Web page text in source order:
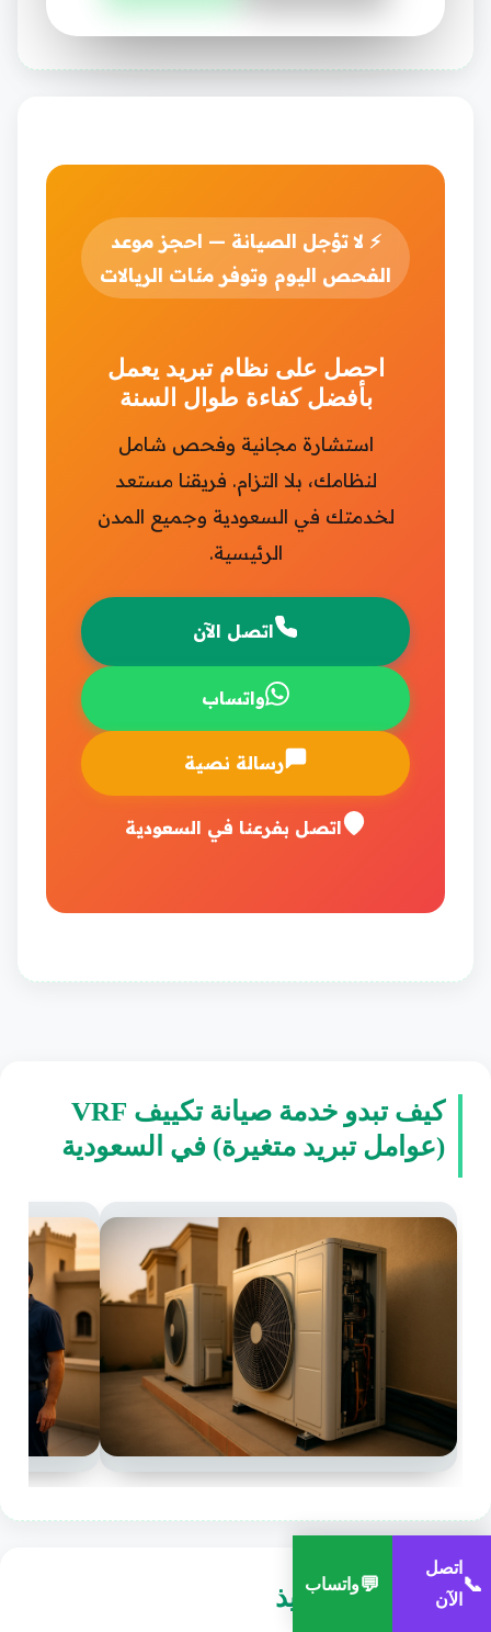
⚡ لا تؤجل الصيانة — احجز موعد
الفحص اليوم وتوفر مئات الريالات
احصل على نظام تبريد يعمل
بأفضل كفاءة طوال السنة
استشارة مجانية وفحص شامل
لنظامك، بلا التزام. فريقنا مستعد
لخدمتك في السعودية وجميع المدن
الرئيسية.
اتصل الآن
واتساب
رسالة نصية
اتصل بفرعنا في السعودية
كيف تبدو خدمة صيانة تكييف VRF
(عوامل تبريد متغيرة) في السعودية
كيف يتم التنفيذ 📞
اتصل
الآن
💬واتساب